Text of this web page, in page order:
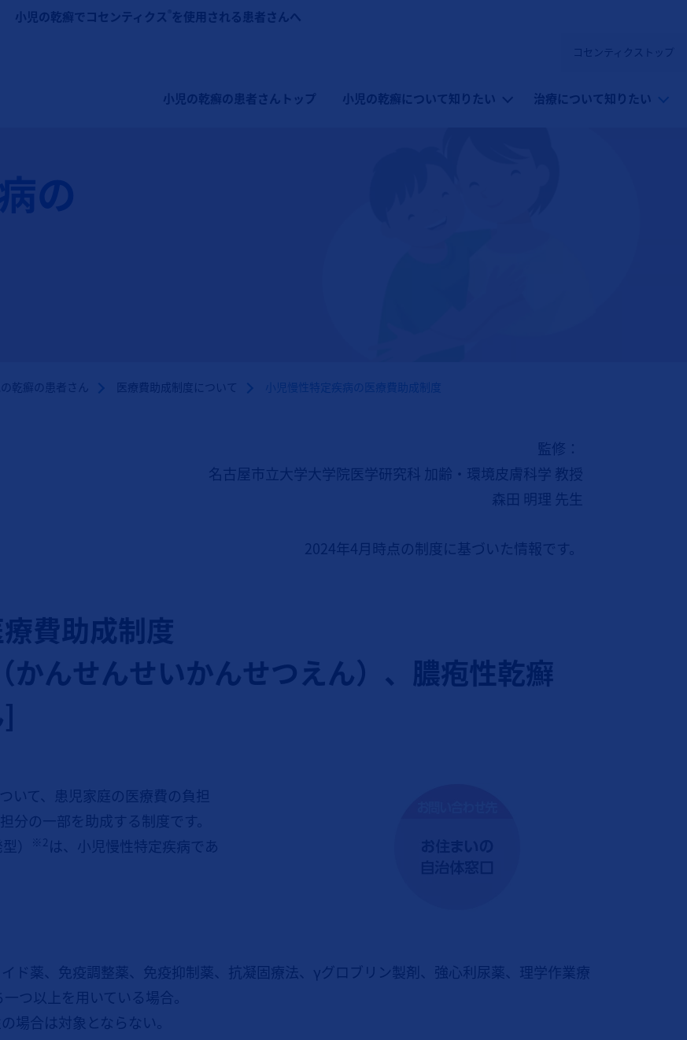
メインコンテンツに移動
小児の乾癬でコセンティクス を使用される患者さんへ
コセンティクストップ
小児の乾癬の患者さんトップ 小児の乾癬について知りたい 治療について知りたい
の
乾癬の患者さん 医療費助成制度について 小児慢性特定疾病の医療費助成制度
監修：
名古屋市立大学大学院医学研究科 加齢・環境皮膚科学 教授
森田 明理 先生
2024年4月時点の制度に基づいた情報です。
費助成制度
かんせんせいかんせつえん）、膿疱性乾癬
いて、患児家庭の医療費の負担
の一部を助成する制度です。
） ※2 は、小児慢性特定疾病であ
ド薬、免疫調整薬、免疫抑制薬、抗凝固療法、γグロブリン製剤、強心利尿薬、理学作業療
つ以上を用いている場合。
場合は対象とならない。